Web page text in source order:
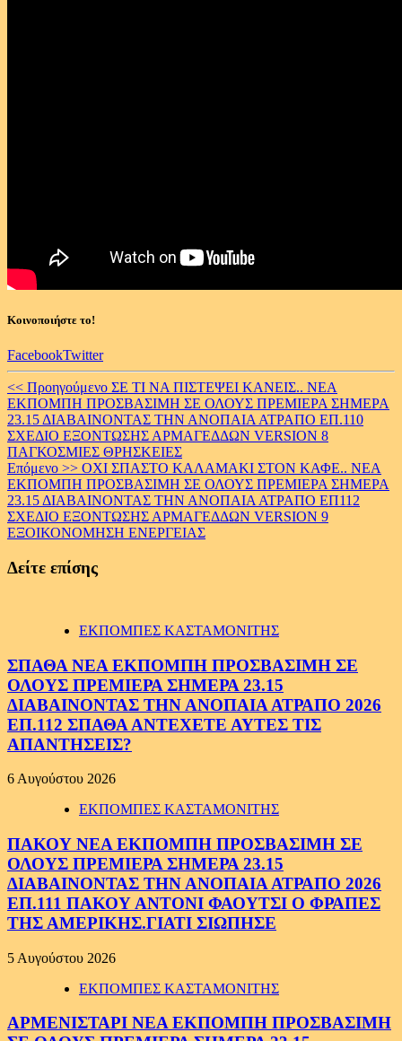
Κοινοποιήστε το!
FacebookTwitter
Continue
Reading
<< Προηγούμενο ΣΕ ΤΙ ΝΑ ΠΙΣΤΕΨΕΙ ΚΑΝΕΙΣ.. ΝΕΑ
ΕΚΠΟΜΠΗ ΠΡΟΣΒΑΣΙΜΗ ΣΕ ΟΛΟΥΣ ΠΡΕΜΙΕΡΑ ΣΗΜΕΡΑ
23.15 ΔΙΑΒΑΙΝΟΝΤΑΣ ΤΗΝ ΑΝΟΠΑΙΑ ΑΤΡΑΠΟ ΕΠ.110
ΣΧΕΔΙΟ ΕΞΟΝΤΩΣΗΣ ΑΡΜΑΓΕΔΔΩΝ VERSION 8
ΠΑΓΚΟΣΜΙΕΣ ΘΡΗΣΚΕΙΕΣ
Επόμενο >> ΟΧΙ ΣΠΑΣΤΟ ΚΑΛΑΜΑΚΙ ΣΤΟΝ ΚΑΦΕ.. ΝΕΑ
ΕΚΠΟΜΠΗ ΠΡΟΣΒΑΣΙΜΗ ΣΕ ΟΛΟΥΣ ΠΡΕΜΙΕΡΑ ΣΗΜΕΡΑ
23.15 ΔΙΑΒΑΙΝΟΝΤΑΣ ΤΗΝ ΑΝΟΠΑΙΑ ΑΤΡΑΠΟ ΕΠ112
ΣΧΕΔΙΟ ΕΞΟΝΤΩΣΗΣ ΑΡΜΑΓΕΔΔΩΝ VERSION 9
ΕΞΟΙΚΟΝΟΜΗΣΗ ΕΝΕΡΓΕΙΑΣ
Δείτε επίσης
ΕΚΠΟΜΠΕΣ ΚΑΣΤΑΜΟΝΙΤΗΣ
ΣΠΑΘΑ ΝΕΑ ΕΚΠΟΜΠΗ ΠΡΟΣΒΑΣΙΜΗ ΣΕ
ΟΛΟΥΣ ΠΡΕΜΙΕΡΑ ΣΗΜΕΡΑ 23.15
ΔΙΑΒΑΙΝΟΝΤΑΣ ΤΗΝ ΑΝΟΠΑΙΑ ΑΤΡΑΠΟ 2026
ΕΠ.112 ΣΠΑΘΑ ΑΝΤΕΧΕΤΕ ΑΥΤΕΣ ΤΙΣ
ΑΠΑΝΤΗΣΕΙΣ?
6 Αυγούστου 2026
ΕΚΠΟΜΠΕΣ ΚΑΣΤΑΜΟΝΙΤΗΣ
ΠΑΚΟΥ ΝΕΑ ΕΚΠΟΜΠΗ ΠΡΟΣΒΑΣΙΜΗ ΣΕ
ΟΛΟΥΣ ΠΡΕΜΙΕΡΑ ΣΗΜΕΡΑ 23.15
ΔΙΑΒΑΙΝΟΝΤΑΣ ΤΗΝ ΑΝΟΠΑΙΑ ΑΤΡΑΠΟ 2026
ΕΠ.111 ΠΑΚΟΥ ΑΝΤΟΝΙ ΦΑΟΥΤΣΙ Ο ΦΡΑΠΕΣ
ΤΗΣ ΑΜΕΡΙΚΗΣ.ΓΙΑΤΙ ΣΙΩΠΗΣΕ
5 Αυγούστου 2026
ΕΚΠΟΜΠΕΣ ΚΑΣΤΑΜΟΝΙΤΗΣ
ΑΡΜΕΝΙΣΤΑΡΙ ΝΕΑ ΕΚΠΟΜΠΗ ΠΡΟΣΒΑΣΙΜΗ